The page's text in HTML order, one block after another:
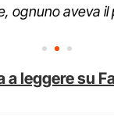
ognuno aveva il
a leggere su